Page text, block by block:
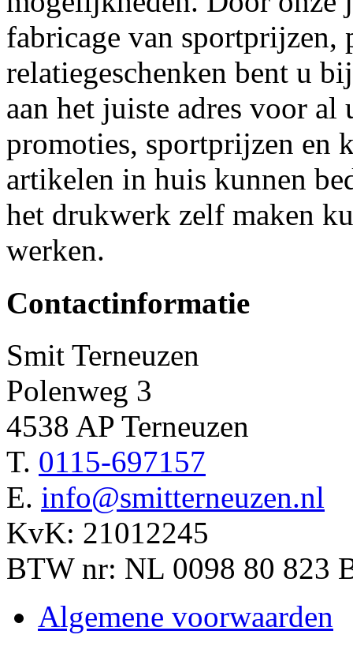
fabricage van sportprijzen,
relatiegeschenken bent u
aan het juiste adres voor al
promoties, sportprijzen en
artikelen in huis kunnen
het drukwerk zelf maken
werken.
Contactinformatie
Smit Terneuzen
Polenweg 3
4538 AP Terneuzen
T. 0115-697157
E. info@smitterneuzen.nl
KvK: 21012245
BTW nr: NL 0098 80 823
Algemene voorwaarden